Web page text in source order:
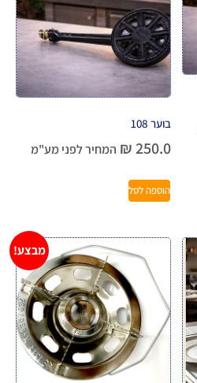
בוער 108
₪250.0 המחיר לפני מע"מ
הוספה לסל
מבצע!